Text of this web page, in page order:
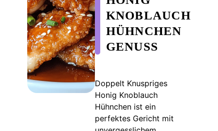
KNOBLAUCH
HÜHNCHEN
GENUSS
Doppelt Knuspriges
Honig Knoblauch
Hühnchen ist ein
perfektes Gericht mit